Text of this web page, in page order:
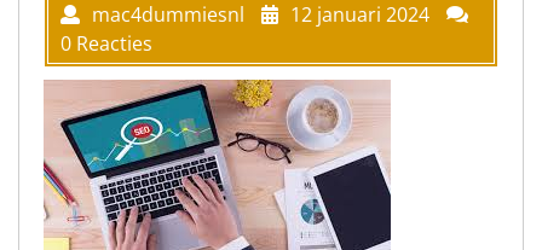
mac4dummiesnl
12 januari 2024
0 Reacties